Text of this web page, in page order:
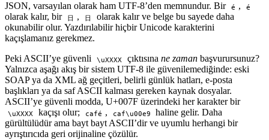
JSON, varsayılan olarak ham UTF-8’den memnundur. Bir é , é
olarak kalır, bir 日 , 日
olarak kalır ve belge bu sayede daha
okunabilir olur. Yazdırılabilir hiçbir Unicode karakterini
kaçışlamanız gerekmez.
Peki ASCII’ye güvenli
\uXXXX çıktısına ne zamanbaşvurursunuz?
Yalnızca aşağı akış bir sistem UTF-8 ile güvenilemediğinde: eski
SOAP ya da XML ağ geçitleri, belirli günlük hatları, e-posta
başlıkları ya da saf ASCII kalması gereken kaynak dosyalar.
ASCII’ye güvenli modda, U+007F üzerindeki her karakter bir
\uXXXX kaçışı olur; café , caf\u00e9
haline gelir. Daha
gürültülüdür ama bayt bayt ASCII’dir ve uyumlu herhangi bir
ayrıştırıcıda geri orijinaline çözülür.